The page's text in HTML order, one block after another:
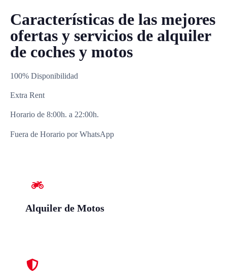
Características de las mejores
ofertas y servicios de alquiler
de coches y motos
100% Disponibilidad
Extra Rent
Horario de 8:00h. a 22:00h.
Fuera de Horario por WhatsApp
Alquiler de Motos